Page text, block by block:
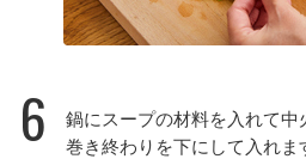
6
鍋にスープの材料を入れて
巻き終わりを下にして入れ